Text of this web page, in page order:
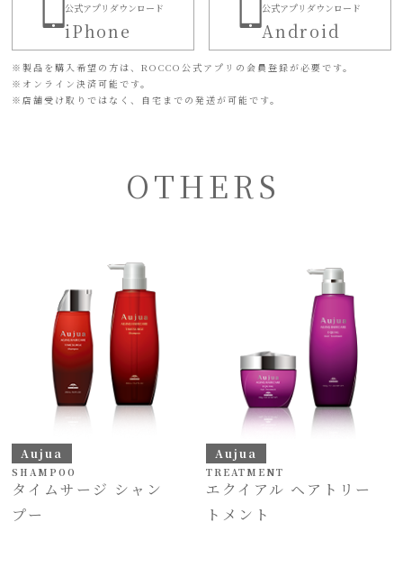
公式アプリダウンロード
iPhone
公式アプリダウンロード
Android
※製品を購入希望の方は、ROCCO公式アプリの会員登録が必要です。
※ オンライン決済可能です。
※店舗受け取りではなく、自宅までの発送が可能です。
OTHERS
Aujua
SHAMPOO
タイムサージ シャン
プー
Aujua
TREATMENT
エクイアル ヘアトリー
トメント